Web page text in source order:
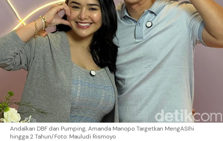
Andalkan DBF dan Pumping, Amanda Manopo Targetkan MengASIhi
hingga 2 Tahun/Foto: Mauludi Rismoyo